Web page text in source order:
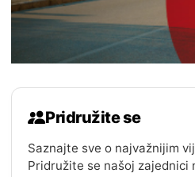
Pridružite se
Saznajte sve o najvažnijim
Pridružite se našoj zajednici